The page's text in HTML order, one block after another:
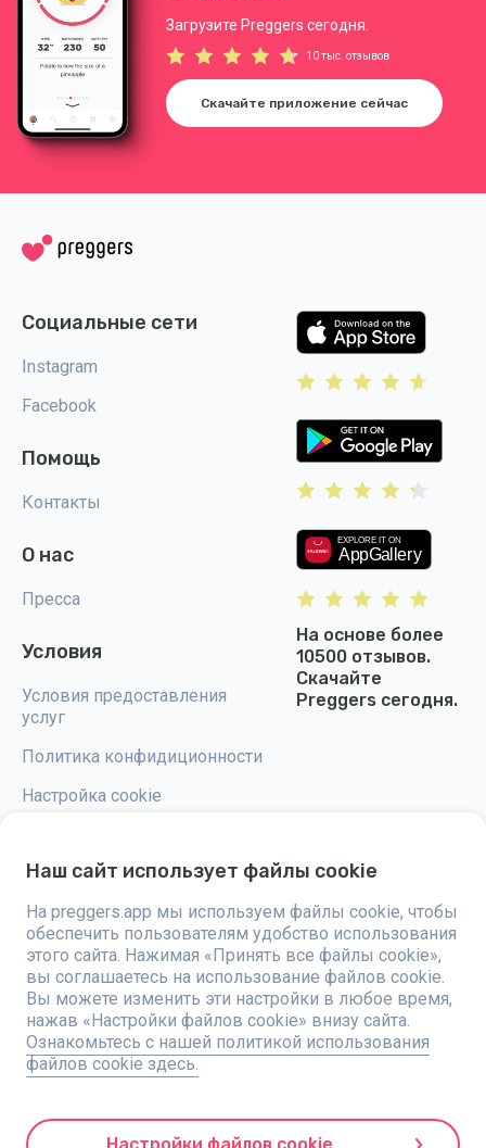
Загрузите Preggers сегодня.
10 тыс. отзывов
Скачайте приложение сейчас
Социальные сети
Instagram
Facebook
Помощь
Контакты
О нас
Пресса
Условия
Условия предоставления
услуг
Политика конфидиционности
Настройка cookie
На основе более
10500 отзывов.
Скачайте
Preggers сегодня.
Preggers — это приложение, разработанное шведской компанией
Stroller AB в 2017 году, направленное на упрощение родительства для
будущих и новоиспеченных родителей по всему миру. Благодаря
разнообразной команде и сотрудничеству с экспертами, были
разработаны удобные в использовании приложения, которыми
пользуются более двух миллионов человек. Preggers предлагает
уникальный 3D-опыт, предоставляя персонализированные
обновления, советы и инструменты для каждого этапа беременности.
Приложение также поддерживает новоиспеченных родителей
практическими советами по уходу за новорожденными.
Придерживаясь инклюзивности, Preggers поддерживает различные
Компания Stroller AB стремится к инновациям и расширяет свои
предложения для удовлетворения растущих потребностей родителей.
Наш сайт использует файлы cookie
На preggers.app мы используем файлы cookie, чтобы
обеспечить пользователям удобство использования
этого сайта. Нажимая «Принять все файлы cookie»,
вы соглашаетесь на использование файлов cookie.
Вы можете изменить эти настройки в любое время,
нажав «Настройки файлов cookie» внизу сайта.
Ознакомьтесь с нашей политикой использования
файлов cookie здесь.